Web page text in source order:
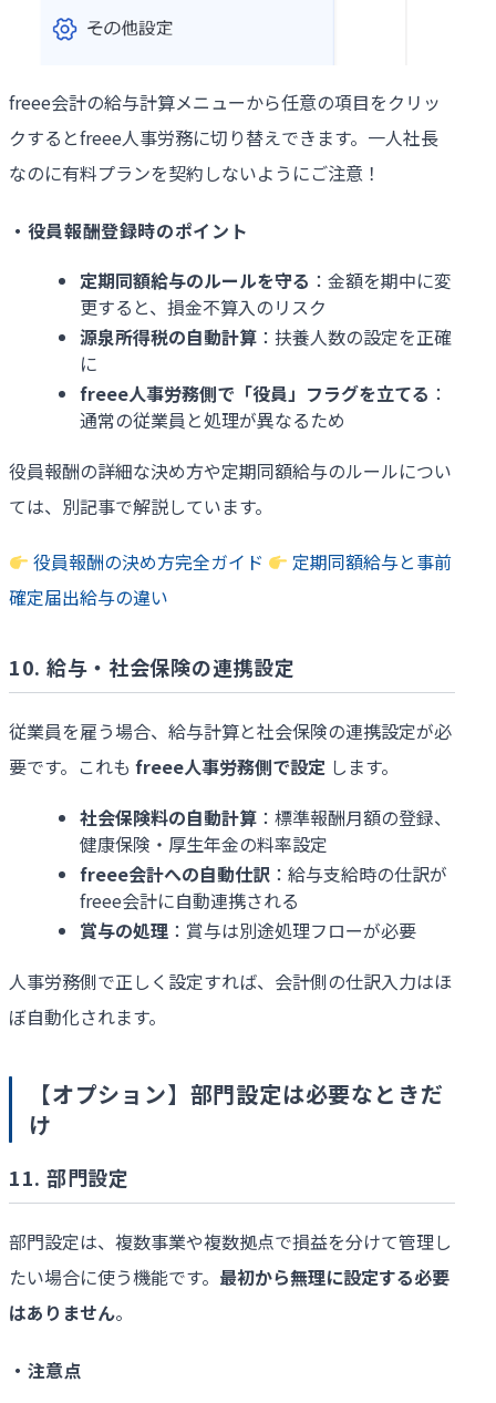
freee会計の給与計算メニューから任意の項目をクリッ
クするとfreee人事労務に切り替えできます。一人社長
なのに有料プランを契約しないようにご注意！
・役員報酬登録時のポイント
定期同額給与のルールを守る ：金額を期中に変
更すると、損金不算入のリスク
源泉所得税の自動計算 ：扶養人数の設定を正確
に
freee人事労務側で「役員」フラグを立てる ：
通常の従業員と処理が異なるため
役員報酬の詳細な決め方や定期同額給与のルールについ
ては、別記事で解説しています。
役員報酬の決め方完全ガイド
定期同額給与と事前
確定届出給与の違い
10. 給与・社会保険の連携設定
従業員を雇う場合、給与計算と社会保険の連携設定が必
要です。これも freee人事労務側で設定 します。
社会保険料の自動計算 ：標準報酬月額の登録、
健康保険・厚生年金の料率設定
freee会計への自動仕訳 ：給与支給時の仕訳が
freee会計に自動連携される
賞与の処理 ：賞与は別途処理フローが必要
人事労務側で正しく設定すれば、会計側の仕訳入力はほ
ぼ自動化されます。
【オプション】部門設定は必要なときだ
け
11. 部門設定
部門設定は、複数事業や複数拠点で損益を分けて管理し
たい場合に使う機能です。 最初から無理に設定する必要
はありません。
・注意点